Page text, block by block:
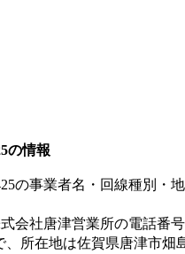
の情報
の事業者名・回線種別・
会社唐津営業所の電話番
、所在地は佐賀県唐津市畑